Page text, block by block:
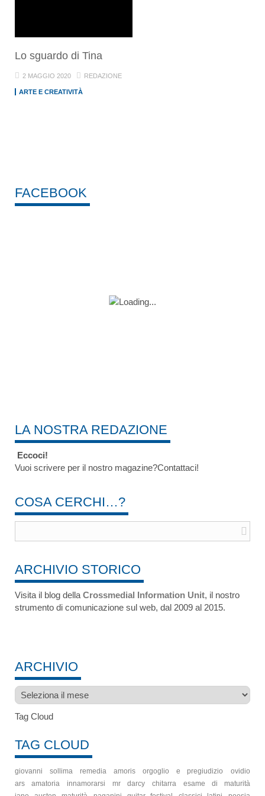
Lo sguardo di Tina
2 MAGGIO 2020 REDAZIONE
ARTE E CREATIVITÀ
FACEBOOK
LA NOSTRA REDAZIONE
Eccoci!
Vuoi scrivere per il nostro magazine?Contattaci!
COSA CERCHI…?
ARCHIVIO STORICO
Visita il blog della Crossmedial Information Unit, il nostro
strumento di comunicazione sul web, dal 2009 al 2015.
ARCHIVIO
Archivio
Tag Cloud
TAG CLOUD
giovanni sollima remedia amoris orgoglio e pregiudizio
ovidio
ars amatoria
innamorarsi mr darcy chitarra
esame di maturità